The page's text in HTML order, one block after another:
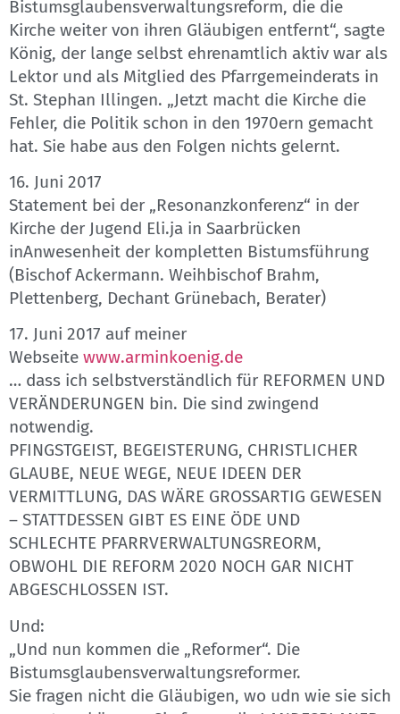
Bistumsglaubensverwaltungsreform, die die
Kirche weiter von ihren Gläubigen entfernt“, sagte
König, der lange selbst ehrenamtlich aktiv war als
Lektor und als Mitglied des Pfarrgemeinderats in
St. Stephan Illingen. „Jetzt macht die Kirche die
Fehler, die Politik schon in den 1970ern gemacht
hat. Sie habe aus den Folgen nichts gelernt.
16. Juni 2017
Statement bei der „Resonanzkonferenz“ in der
Kirche der Jugend Eli.ja in Saarbrücken
inAnwesenheit der kompletten Bistumsführung
(Bischof Ackermann. Weihbischof Brahm,
Plettenberg, Dechant Grünebach, Berater)
17. Juni 2017 auf meiner
Webseite www.arminkoenig.de
… dass ich selbstverständlich für REFORMEN UND
VERÄNDERUNGEN bin. Die sind zwingend
notwendig.
PFINGSTGEIST, BEGEISTERUNG, CHRISTLICHER
GLAUBE, NEUE WEGE, NEUE IDEEN DER
VERMITTLUNG, DAS WÄRE GROSSARTIG GEWESEN
– STATTDESSEN GIBT ES EINE ÖDE UND
SCHLECHTE PFARRVERWALTUNGSREORM,
OBWOHL DIE REFORM 2020 NOCH GAR NICHT
ABGESCHLOSSEN IST.
Und:
„Und nun kommen die „Reformer“. Die
Bistumsglaubensverwaltungsreformer.
Sie fragen nicht die Gläubigen, wo udn wie sie sich